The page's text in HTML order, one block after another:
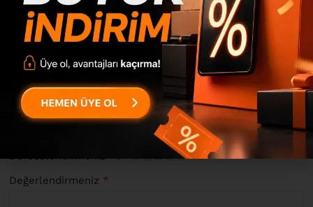
0
“Lorel Makyaj Masası Çekmeceli 45cm Ayna Sepet LL5-S”
için yorum yapan ilk kişi siz olun
E-posta adresiniz yayınlanmayacak. Gerekli alanlar
Derecelendirmeniz*
Değerlendirmeniz *